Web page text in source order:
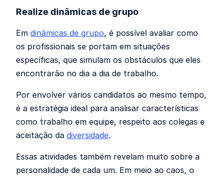
Realize dinâmicas de grupo
Em dinâmicas de grupo, é possível avaliar como
os profissionais se portam em situações
específicas, que simulam os obstáculos que eles
encontrarão no dia a dia de trabalho.
Por envolver vários candidatos ao mesmo tempo,
é a estratégia ideal para analisar características
como trabalho em equipe, respeito aos colegas e
aceitação da diversidade.
Essas atividades também revelam muito sobre a
personalidade de cada um. Em meio ao caos, o